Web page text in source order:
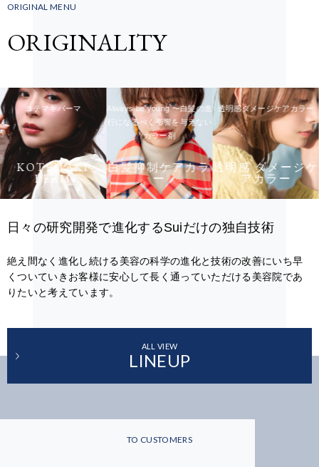
ORIGINAL MENU
ORIGINALITY
コテマキパーマ
KOTEMAKI
PERM
Always be young 〜白髪の進
行になるべく影響を与えない
カラー剤
白髪抑制ケアカラ
ー
透明感ダメージケアカラー
透明感 ダメージケ
アカラー
日々の研究開発で進化するSuiだけの独自技術
絶え間なく進化し続ける美容の科学の進化と技術の改善にいち早
くついていきお客様に安心して長く通っていただける美容院であ
りたいと考えています。
ALL VIEW
LINEUP
TO CUSTOMERS